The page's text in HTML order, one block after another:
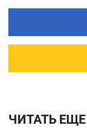
ЧИТАТЬ ЕЩЕ